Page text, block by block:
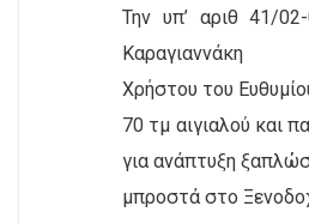
Την υπ’ αριθ 41/
Καραγιαννάκη
Χρήστου του
70 τμ αιγιαλού και
για ανάπτυξη
μπροστά στο